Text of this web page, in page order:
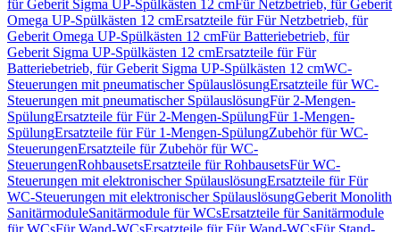
für Geberit Sigma UP-Spülkästen 12 cmFür Netzbetrieb, für Geberit
Omega UP-Spülkästen 12 cmErsatzteile für Für Netzbetrieb, für
Geberit Omega UP-Spülkästen 12 cmFür Batteriebetrieb, für
Geberit Sigma UP-Spülkästen 12 cmErsatzteile für Für
Batteriebetrieb, für Geberit Sigma UP-Spülkästen 12 cmWC-
Steuerungen mit pneumatischer SpülauslösungErsatzteile für WC-
Steuerungen mit pneumatischer SpülauslösungFür 2-Mengen-
SpülungErsatzteile für Für 2-Mengen-SpülungFür 1-Mengen-
SpülungErsatzteile für Für 1-Mengen-SpülungZubehör für WC-
SteuerungenErsatzteile für Zubehör für WC-
SteuerungenRohbausetsErsatzteile für RohbausetsFür WC-
Steuerungen mit elektronischer SpülauslösungErsatzteile für Für
WC-Steuerungen mit elektronischer SpülauslösungGeberit Monolith
SanitärmoduleSanitärmodule für WCsErsatzteile für Sanitärmodule
für WCsFür Wand-WCsErsatzteile für Für Wand-WCsFür Stand-